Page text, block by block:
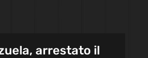
arrestato il